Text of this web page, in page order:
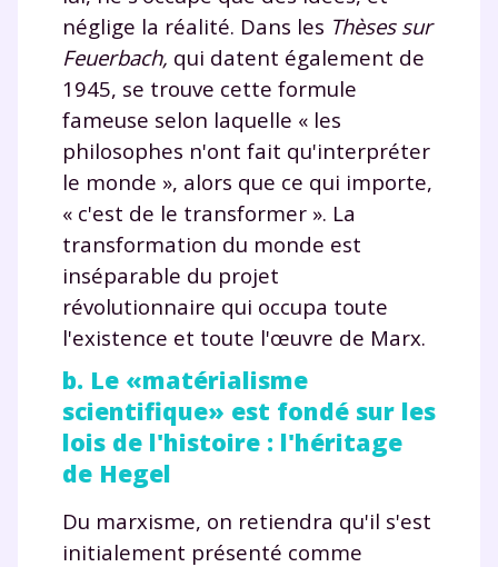
néglige la réalité. Dans les Thèses sur
Feuerbach, qui datent également de
1945, se trouve cette formule
fameuse selon laquelle « les
philosophes n'ont fait qu'interpréter
le monde », alors que ce qui importe,
« c'est de le transformer ». La
transformation du monde est
inséparable du projet
révolutionnaire qui occupa toute
l'existence et toute l'œuvre de Marx.
b. Le «matérialisme
scientifique» est fondé sur les
lois de l'histoire : l'héritage
de Hegel
Du marxisme, on retiendra qu'il s'est
initialement présenté comme